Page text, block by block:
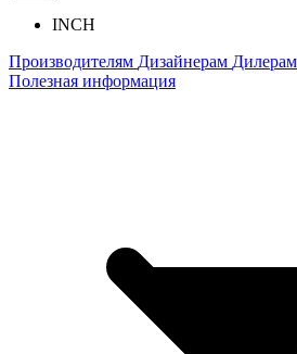
INCH
Производителям Дизайнерам Дилерам
Полезная информация